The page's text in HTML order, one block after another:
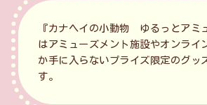
ミューズメント
『カナヘイの小動物 ゆるっとアミ
はアミューズメント施設やオンライ
か手に入らないプライズ限定のグッ
す。